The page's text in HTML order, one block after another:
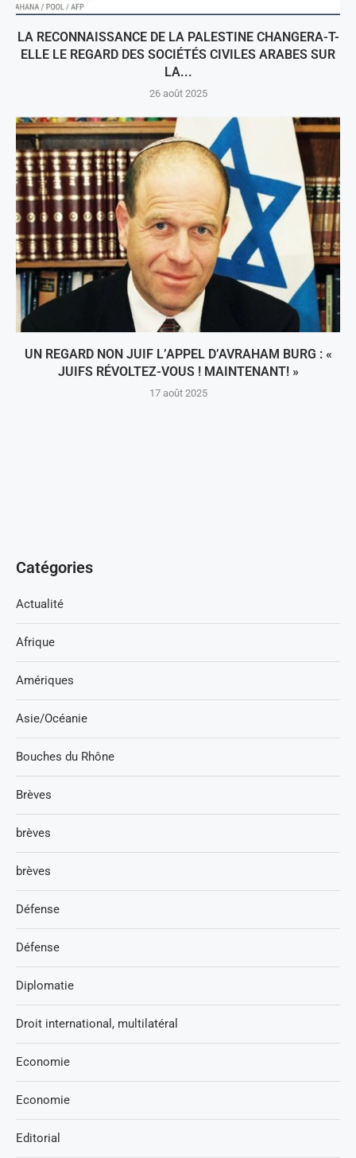
LA RECONNAISSANCE DE LA PALESTINE CHANGERA-T-
ELLE LE REGARD DES SOCIÉTÉS CIVILES ARABES SUR
LA...
26 août 2025
UN REGARD NON JUIF L’APPEL D’AVRAHAM BURG : «
JUIFS RÉVOLTEZ-VOUS ! MAINTENANT! »
17 août 2025
Catégories
Actualité
Afrique
Amériques
Asie/Océanie
Bouches du Rhône
Brèves
brèves
brèves
Défense
Défense
Diplomatie
Droit international, multilatéral
Economie
Economie
Editorial